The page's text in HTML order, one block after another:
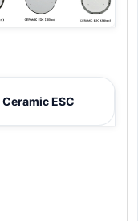
Ceramic ESC